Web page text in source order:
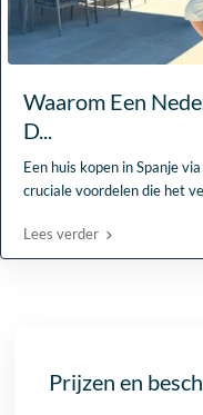
Waarom Een
D...
Een huis kopen in Spanje
cruciale voordelen die het
Lees verder
Prijzen en